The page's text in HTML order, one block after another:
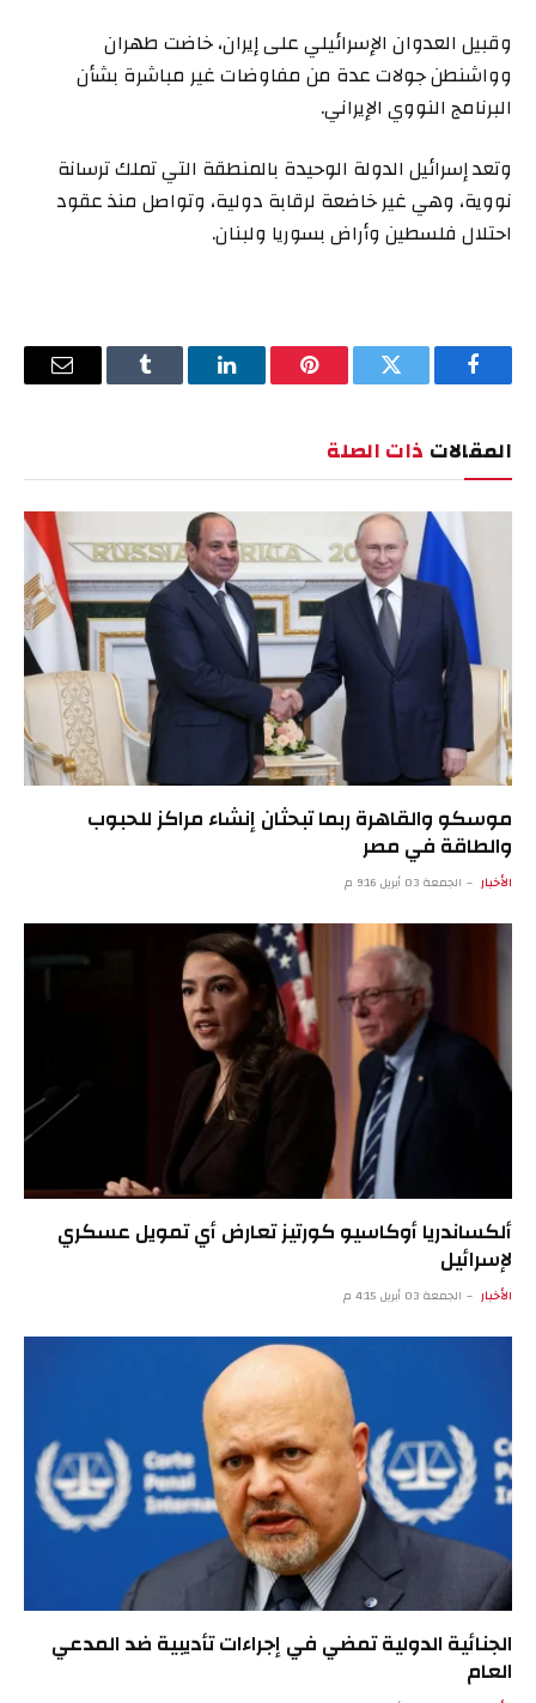
وقبيل العدوان الإسرائيلي على إيران، خاضت طهران
وواشنطن جولات عدة من مفاوضات غير مباشرة بشأن
البرنامج النووي الإيراني.
وتعد إسرائيل الدولة الوحيدة بالمنطقة التي تملك ترسانة
نووية، وهي غير خاضعة لرقابة دولية، وتواصل منذ عقود
احتلال فلسطين وأراض بسوريا ولبنان.
فيسبوك تويتر بينتيريستلينكدإن Tumblr
البريد
المقالات ذات الصلة
موسكو والقاهرة ربما تبحثان إنشاء مراكز للحبوب
والطاقة في مصر
الأخبار الجمعة 03 أبريل 9:16 م
ألكساندريا أوكاسيو كورتيز تعارض أي تمويل عسكري
لإسرائيل
الأخبار الجمعة 03 أبريل 4:15 م
الجنائية الدولية تمضي في إجراءات تأديبية ضد المدعي
العام